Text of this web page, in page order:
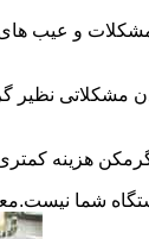
و عیب
هزینه
شما